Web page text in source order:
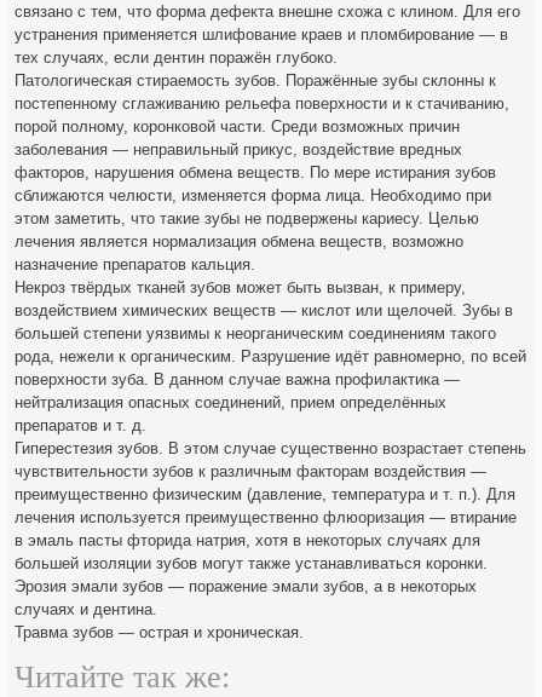
связано с тем, что форма дефекта внешне схожа с клином. Для его
устранения применяется шлифование краев и пломбирование — в
тех случаях, если дентин поражён глубоко.
Патологическая стираемость зубов. Поражённые зубы склонны к
постепенному сглаживанию рельефа поверхности и к стачиванию,
порой полному, коронковой части. Среди возможных причин
заболевания — неправильный прикус, воздействие вредных
факторов, нарушения обмена веществ. По мере истирания зубов
сближаются челюсти, изменяется форма лица. Необходимо при
этом заметить, что такие зубы не подвержены кариесу. Целью
лечения является нормализация обмена веществ, возможно
назначение препаратов кальция.
Некроз твёрдых тканей зубов может быть вызван, к примеру,
воздействием химических веществ — кислот или щелочей. Зубы в
большей степени уязвимы к неорганическим соединениям такого
рода, нежели к органическим. Разрушение идёт равномерно, по всей
поверхности зуба. В данном случае важна профилактика —
нейтрализация опасных соединений, прием определённых
препаратов и т. д.
Гиперестезия зубов. В этом случае существенно возрастает степень
чувствительности зубов к различным факторам воздействия —
преимущественно физическим (давление, температура и т. п.). Для
лечения используется преимущественно флюоризация — втирание
в эмаль пасты фторида натрия, хотя в некоторых случаях для
большей изоляции зубов могут также устанавливаться коронки.
Эрозия эмали зубов — поражение эмали зубов, а в некоторых
случаях и дентина.
Травма зубов — острая и хроническая.
Читайте так же: